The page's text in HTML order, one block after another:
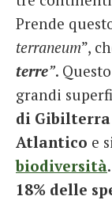
Italiano
Prende
terraneum”,
terre”.
grandi
di Gibilterra
Atlantico e
biodiversità.
18% delle